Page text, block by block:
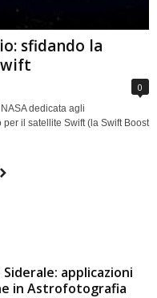
sfidando la
0
dedicata agli
il satellite Swift (la Swift Boost
applicazioni
in Astrofotografia